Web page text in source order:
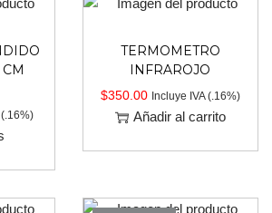
(.16%)
TERMOMETRO
INFRAROJO
$350.00 Incluye IVA (.16%)
Añadir al carrito